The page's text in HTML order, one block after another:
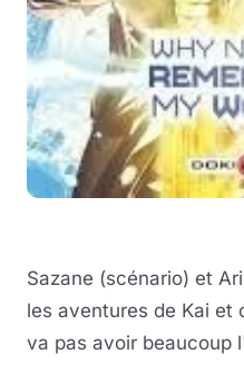
Sazane (scénario) et
les aventures de Kai et
va pas avoir beaucoup